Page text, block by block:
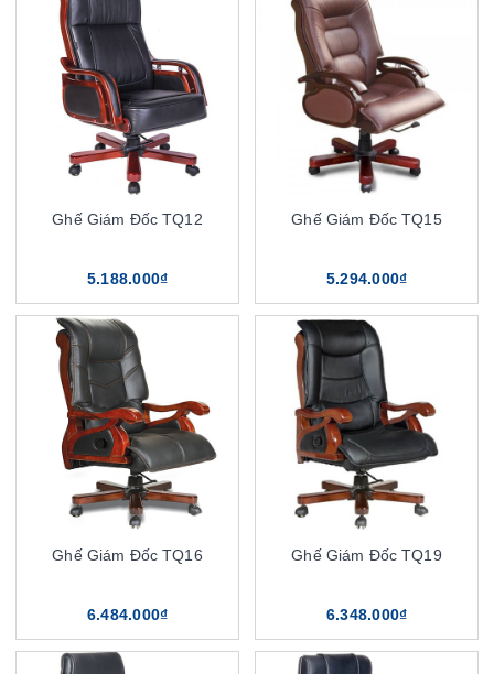
Ghế Giám Đốc TQ12
5.188.000₫
Ghế Giám Đốc TQ15
5.294.000₫
Ghế Giám Đốc TQ16
6.484.000₫
Ghế Giám Đốc TQ19
6.348.000₫